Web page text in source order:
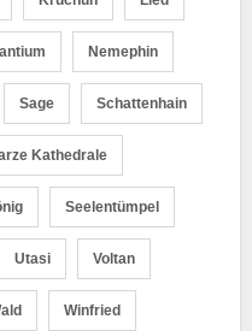
Nemephin
Sage Schattenhain
Kathedrale
Seelentümpel
Utasi Voltan
Winfried